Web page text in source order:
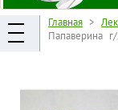
Главная >
Папаверина